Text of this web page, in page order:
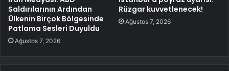
Saldırılarının Ardından
Ülkenin Birçok Bölgesinde
Patlama Sesleri Duyuldu
Ağustos 7, 2026
Rüzgar kuvvetlenecek!
Ağustos 7, 2026